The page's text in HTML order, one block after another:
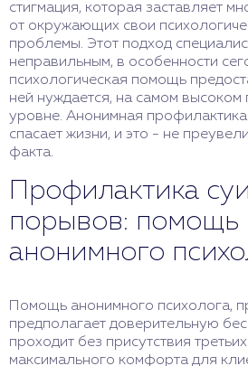
стигмация, которая заставляет
от окружающих свои
проблемы. Этот подход
неправильным, в особенности
психологическая помощь
ней нуждается, на самом
уровне. Анонимная
спасает жизни, и это - не
факта.
Профилактика
порывов: помощь
анонимного
Помощь анонимного психолога,
предполагает доверительную
проходит без присутствия
максимального комфорта для